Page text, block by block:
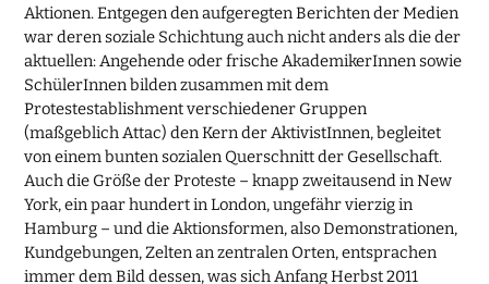
Aktionen. Entgegen den aufgeregten Berichten der Medien
war deren soziale Schichtung auch nicht anders als die der
aktuellen: Angehende oder frische AkademikerInnen sowie
SchülerInnen bilden zusammen mit dem
Protestestablishment verschiedener Gruppen
(maßgeblich Attac) den Kern der AktivistInnen, begleitet
von einem bunten sozialen Querschnitt der Gesellschaft.
Auch die Größe der Proteste – knapp zweitausend in New
York, ein paar hundert in London, ungefähr vierzig in
Hamburg – und die Aktionsformen, also Demonstrationen,
Kundgebungen, Zelten an zentralen Orten, entsprachen
immer dem Bild dessen, was sich Anfang Herbst 2011